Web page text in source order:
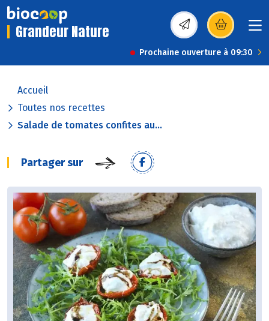
Grandeur Nature (s’ouvre dans une
Prochaine ouverture à 09:30
Accueil
Toutes nos recettes
Salade de tomates confites au...
Partager sur